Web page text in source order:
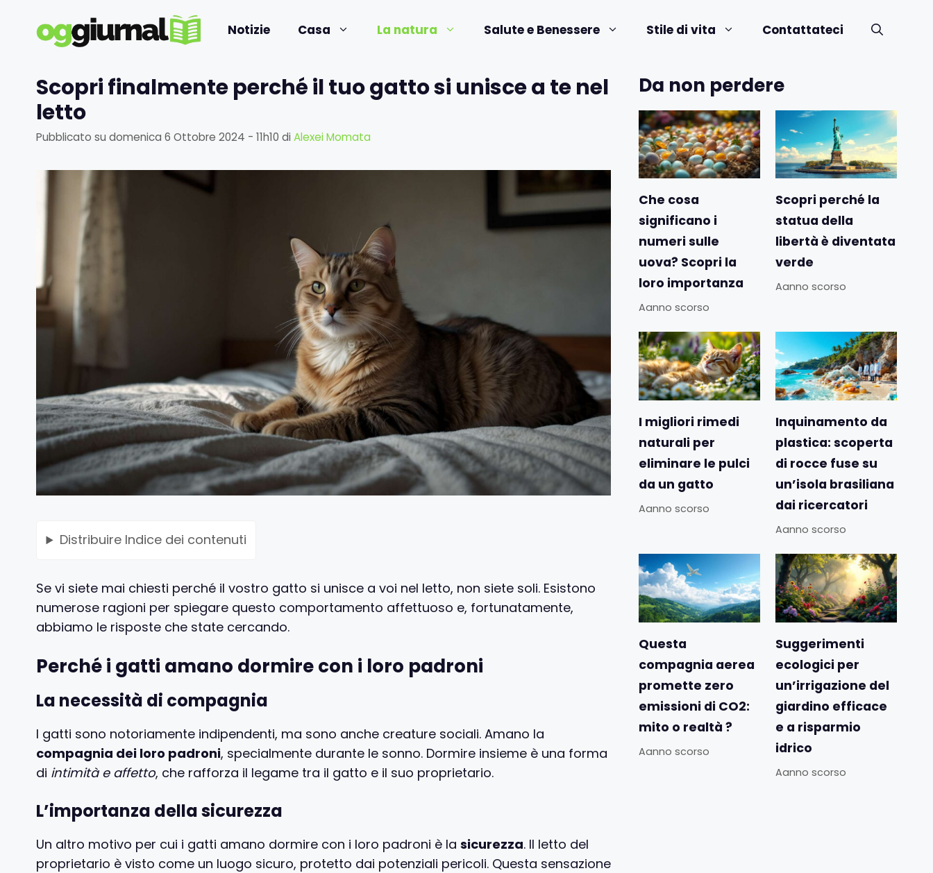
contenuto
Notizie Casa La natura Salute e Benessere Stile di vita Contattateci
Scopri finalmente perché il tuo gatto si unisce a te nel
letto
Pubblicato su domenica 6 Ottobre 2024 - 11h10 di Alexei Momata
Distribuire Indice dei contenuti
Se vi siete mai chiesti perché il vostro gatto si unisce a voi nel letto, non siete soli. Esistono
numerose ragioni per spiegare questo comportamento affettuoso e, fortunatamente,
abbiamo le risposte che state cercando.
Perché i gatti amano dormire con i loro padroni
La necessità di compagnia
I gatti sono notoriamente indipendenti, ma sono anche creature sociali. Amano la
compagnia dei loro padroni, specialmente durante le sonno. Dormire insieme è una forma
di intimità e affetto, che rafforza il legame tra il gatto e il suo proprietario.
L’importanza della sicurezza
Un altro motivo per cui i gatti amano dormire con i loro padroni è la sicurezza. Il letto del
proprietario è visto come un luogo sicuro, protetto dai potenziali pericoli. Questa sensazione
Da non perdere
Che cosa
significano i
numeri sulle
uova? Scopri la
loro importanza
Aanno scorso
Scopri perché la
statua della
libertà è diventata
verde
Aanno scorso
I migliori rimedi
naturali per
eliminare le pulci
da un gatto
Aanno scorso
Inquinamento da
plastica: scoperta
di rocce fuse su
un’isola brasiliana
dai ricercatori
Aanno scorso
Questa
compagnia aerea
promette zero
emissioni di CO2:
mito o realtà ?
Aanno scorso
Suggerimenti
ecologici per
un’irrigazione del
giardino efficace
e a risparmio
idrico
Aanno scorso